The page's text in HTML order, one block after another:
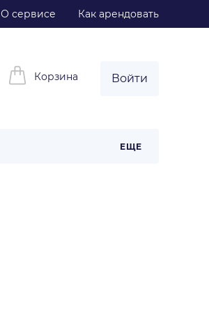
О сервисе Как арендовать
Корзина Войти
ЕЩЕ